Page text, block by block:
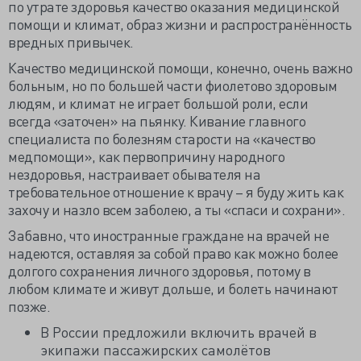
по утрате здоровья качество оказания медицинской
помощи и климат, образ жизни и распространённость
вредных привычек.
Качество медицинской помощи, конечно, очень важно
больным, но по большей части фиолетово здоровым
людям, и климат не играет большой роли, если
всегда «заточен» на пьянку. Кивание главного
специалиста по болезням старости на «качество
медпомощи», как первопричину народного
нездоровья, настраивает обывателя на
требовательное отношение к врачу – я буду жить как
захочу и назло всем заболею, а ты «спаси и сохрани».
Забавно, что иностранные граждане на врачей не
надеются, оставляя за собой право как можно более
долгого сохранения личного здоровья, потому в
любом климате и живут дольше, и болеть начинают
позже.
В России предложили включить врачей в
экипажи пассажирских самолётов